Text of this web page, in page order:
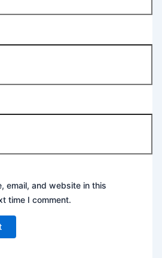
email, and website in this
time I comment.